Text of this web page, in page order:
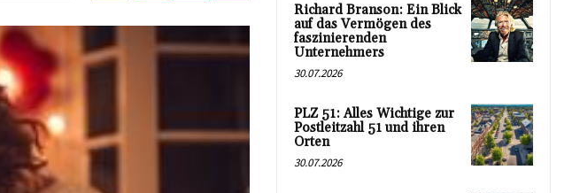
Richard Branson: Ein Blick
auf das Vermögen des
faszinierenden
Unternehmers
30.07.2026
PLZ 51: Alles Wichtige zur
Postleitzahl 51 und ihren
Orten
30.07.2026